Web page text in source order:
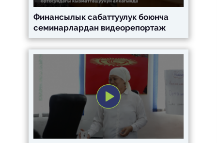
Финансылык сабаттуулук боюнча
семинарлардан видеорепортаж